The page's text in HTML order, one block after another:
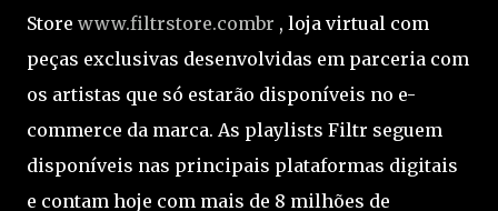
Store www.filtrstore.combr , loja virtual com
peças exclusivas desenvolvidas em parceria com
os artistas que só estarão disponíveis no e-
commerce da marca. As playlists Filtr seguem
disponíveis nas principais plataformas digitais
e contam hoje com mais de 8 milhões de